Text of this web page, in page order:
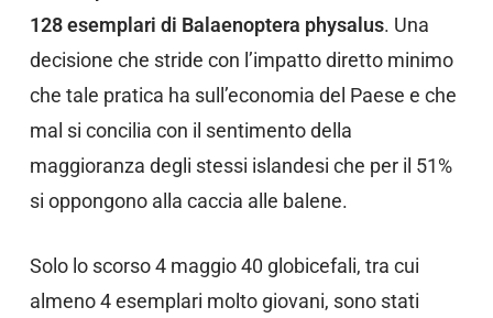
128 esemplari di Balaenoptera physalus. Una
decisione che stride con l’impatto diretto minimo
che tale pratica ha sull’economia del Paese e che
mal si concilia con il sentimento della
maggioranza degli stessi islandesi che per il 51%
si oppongono alla caccia alle balene.
Solo lo scorso 4 maggio 40 globicefali, tra cui
almeno 4 esemplari molto giovani, sono stati